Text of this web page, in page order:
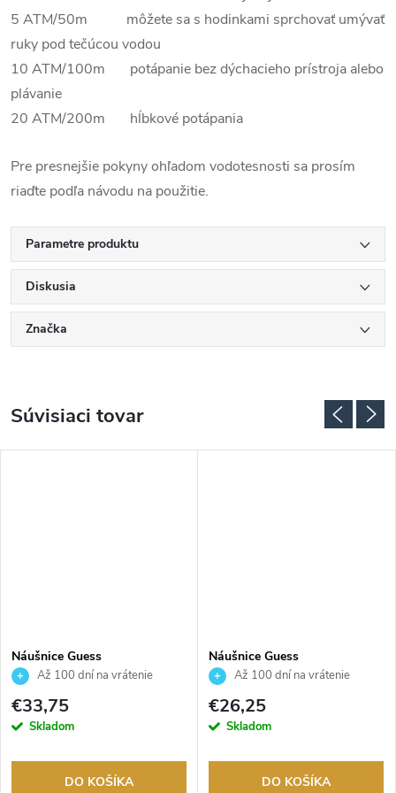
5 ATM/50m môžete sa s hodinkami sprchovať umývať
ruky pod tečúcou vodou
10 ATM/100m potápanie bez dýchacieho prístroja alebo
plávanie
20 ATM/200m hĺbkové potápania
Pre presnejšie pokyny ohľadom vodotesnosti sa prosím
riaďte podľa návodu na použitie.
Parametre produktu
Diskusia
Značka
Súvisiaci tovar
Náušnice Guess
JUBE06045JWYGT
Až 100 dní na vrátenie
tovaru. Autorizovaný predajca.
€33,75
Skladom
DO KOŠÍKA
Náušnice Guess
JUBE06247JWYGT
Až 100 dní na vrátenie
tovaru. Autorizovaný predajca.
€26,25
Skladom
DO KOŠÍKA